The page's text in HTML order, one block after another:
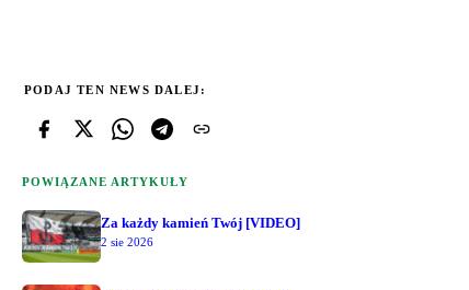
PODAJ TEN NEWS DALEJ:
POWIĄZANE ARTYKUŁY
Za każdy kamień Twój [VIDEO]
2 sie 2026